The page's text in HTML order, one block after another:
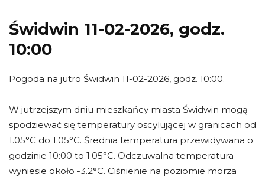
Świdwin 11-02-2026, godz.
10:00
Pogoda na jutro Świdwin 11-02-2026, godz. 10:00.
W jutrzejszym dniu mieszkańcy miasta Świdwin mogą
spodziewać się temperatury oscylującej w granicach od
1.05°C do 1.05°C. Średnia temperatura przewidywana o
godzinie 10:00 to 1.05°C. Odczuwalna temperatura
wyniesie około -3.2°C. Ciśnienie na poziomie morza